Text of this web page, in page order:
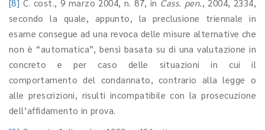
[8] C. cost., 9 marzo 2004, n. 87, in Cass. pen., 2004, 2334,
secondo la quale, appunto, la preclusione triennale in
esame consegue ad una revoca delle misure alternative che
non è “automatica”, bensì basata su di una valutazione in
concreto e per caso delle situazioni in cui il
comportamento del condannato, contrario alla legge o
alle prescrizioni, risulti incompatibile con la prosecuzione
dell’affidamento in prova.